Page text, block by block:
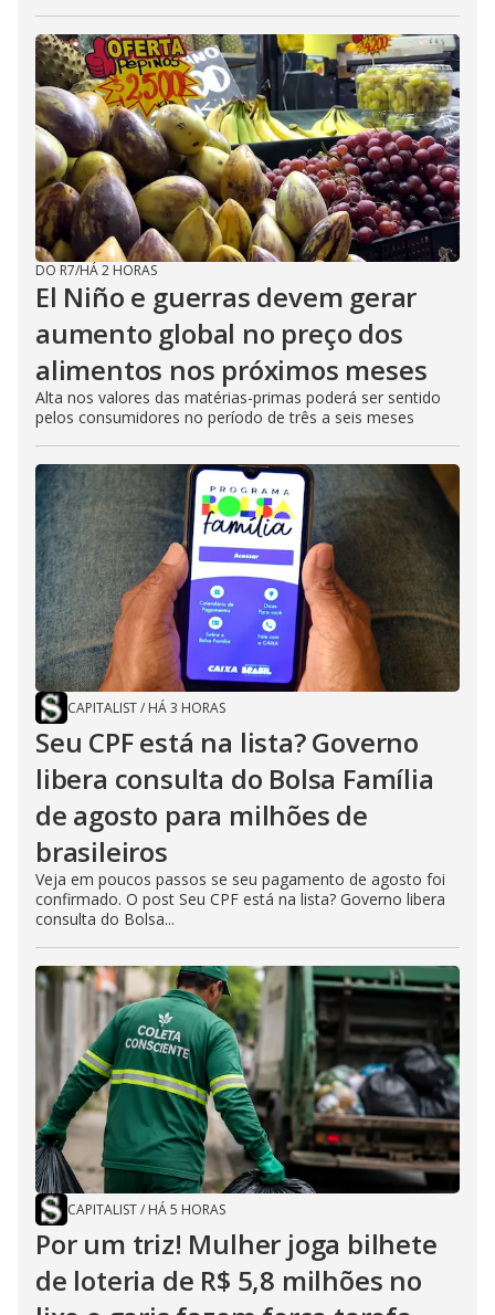
DO R7/HÁ 2 HORAS
El Niño e guerras devem gerar
aumento global no preço dos
alimentos nos próximos meses
Alta nos valores das matérias-primas poderá ser sentido
pelos consumidores no período de três a seis meses
CAPITALIST/ HÁ 3 HORAS
Seu CPF está na lista? Governo
libera consulta do Bolsa Família
de agosto para milhões de
brasileiros
Veja em poucos passos se seu pagamento de agosto foi
confirmado. O post Seu CPF está na lista? Governo libera
consulta do Bolsa...
CAPITALIST/ HÁ 5 HORAS
Por um triz! Mulher joga bilhete
de loteria de R$ 5,8 milhões no